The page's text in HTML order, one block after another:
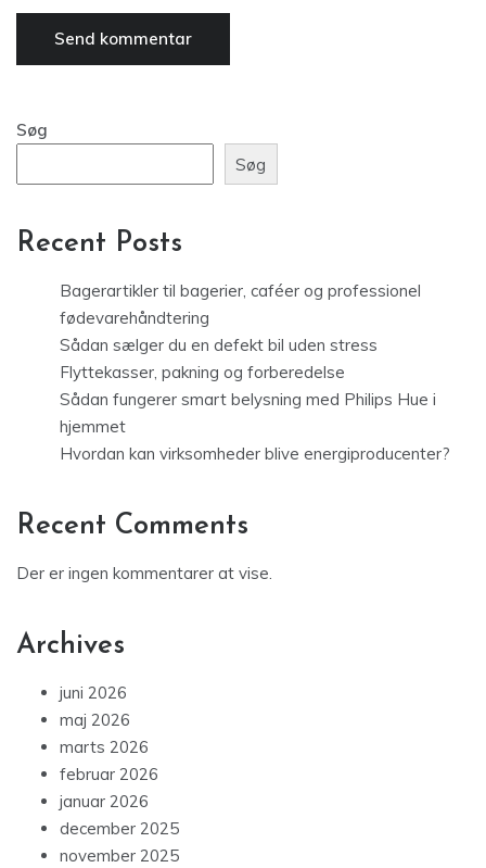
Søg
Søg
Recent Posts
Bagerartikler til bagerier, caféer og professionel
fødevarehåndtering
Sådan sælger du en defekt bil uden stress
Flyttekasser, pakning og forberedelse
Sådan fungerer smart belysning med Philips Hue i
hjemmet
Hvordan kan virksomheder blive energiproducenter?
Recent Comments
Der er ingen kommentarer at vise.
Archives
juni 2026
maj 2026
marts 2026
februar 2026
januar 2026
december 2025
november 2025